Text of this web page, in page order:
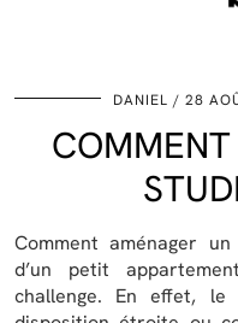
DANIEL 28
Comment aménager
d’un petit
challenge. En effet,